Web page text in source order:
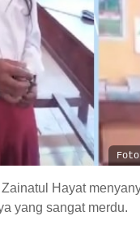
Hayat
yang sangat merdu.